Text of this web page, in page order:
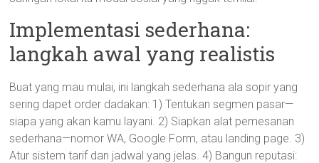
Implementasi sederhana:
langkah awal yang realistis
Buat yang mau mulai, ini langkah sederhana ala sopir yang
sering dapet order dadakan: 1) Tentukan segmen pasar—
siapa yang akan kamu layani. 2) Siapkan alat pemesanan
sederhana—nomor WA, Google Form, atau landing page. 3)
Atur sistem tarif dan jadwal yang jelas. 4) Bangun reputasi: